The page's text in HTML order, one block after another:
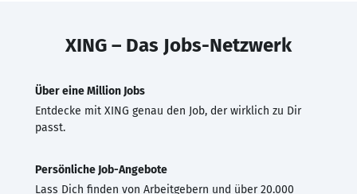
XING – Das Jobs-Netzwerk
Über eine Million Jobs
Entdecke mit XING genau den Job, der wirklich zu Dir
passt.
Persönliche Job-Angebote
Lass Dich finden von Arbeitgebern und über 20.000